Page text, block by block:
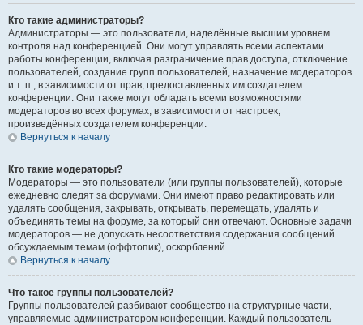
Кто такие администраторы?
Администраторы — это пользователи, наделённые высшим уровнем
контроля над конференцией. Они могут управлять всеми аспектами
работы конференции, включая разграничение прав доступа, отключение
пользователей, создание групп пользователей, назначение модераторов
и т. п., в зависимости от прав, предоставленных им создателем
конференции. Они также могут обладать всеми возможностями
модераторов во всех форумах, в зависимости от настроек,
произведённых создателем конференции.
Вернуться к началу
Кто такие модераторы?
Модераторы — это пользователи (или группы пользователей), которые
ежедневно следят за форумами. Они имеют право редактировать или
удалять сообщения, закрывать, открывать, перемещать, удалять и
объединять темы на форуме, за который они отвечают. Основные задачи
модераторов — не допускать несоответствия содержания сообщений
обсуждаемым темам (оффтопик), оскорблений.
Вернуться к началу
Что такое группы пользователей?
Группы пользователей разбивают сообщество на структурные части,
управляемые администратором конференции. Каждый пользователь